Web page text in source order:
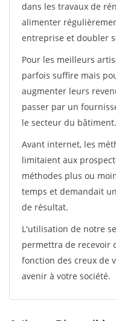
dans les travaux de
alimenter
entreprise et doubler
Pour les meilleurs
parfois suffire mais
augmenter leurs
passer par un
le secteur du bâtiment.
Avant internet, les
limitaient aux
méthodes plus ou
temps et demandait
de résultat.
L'utilisation de notre
permettra de recevoir
fonction des creux de
avenir à votre société.